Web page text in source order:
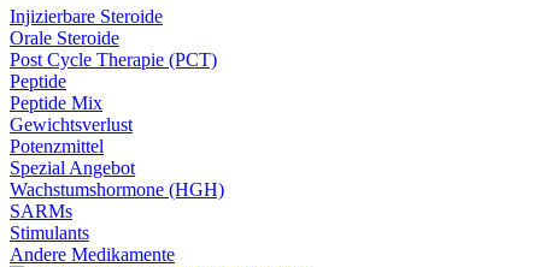
Injizierbare Steroide
Orale Steroide
Post Cycle Therapie (PCT)
Peptide
Peptide Mix
Gewichtsverlust
Potenzmittel
Spezial Angebot
Wachstumshormone (HGH)
SARMs
Stimulants
Andere Medikamente